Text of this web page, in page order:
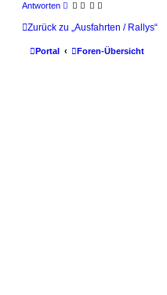
Antworten
Zurück zu „Ausfahrten / Rallys“
Portal Foren-Übersicht